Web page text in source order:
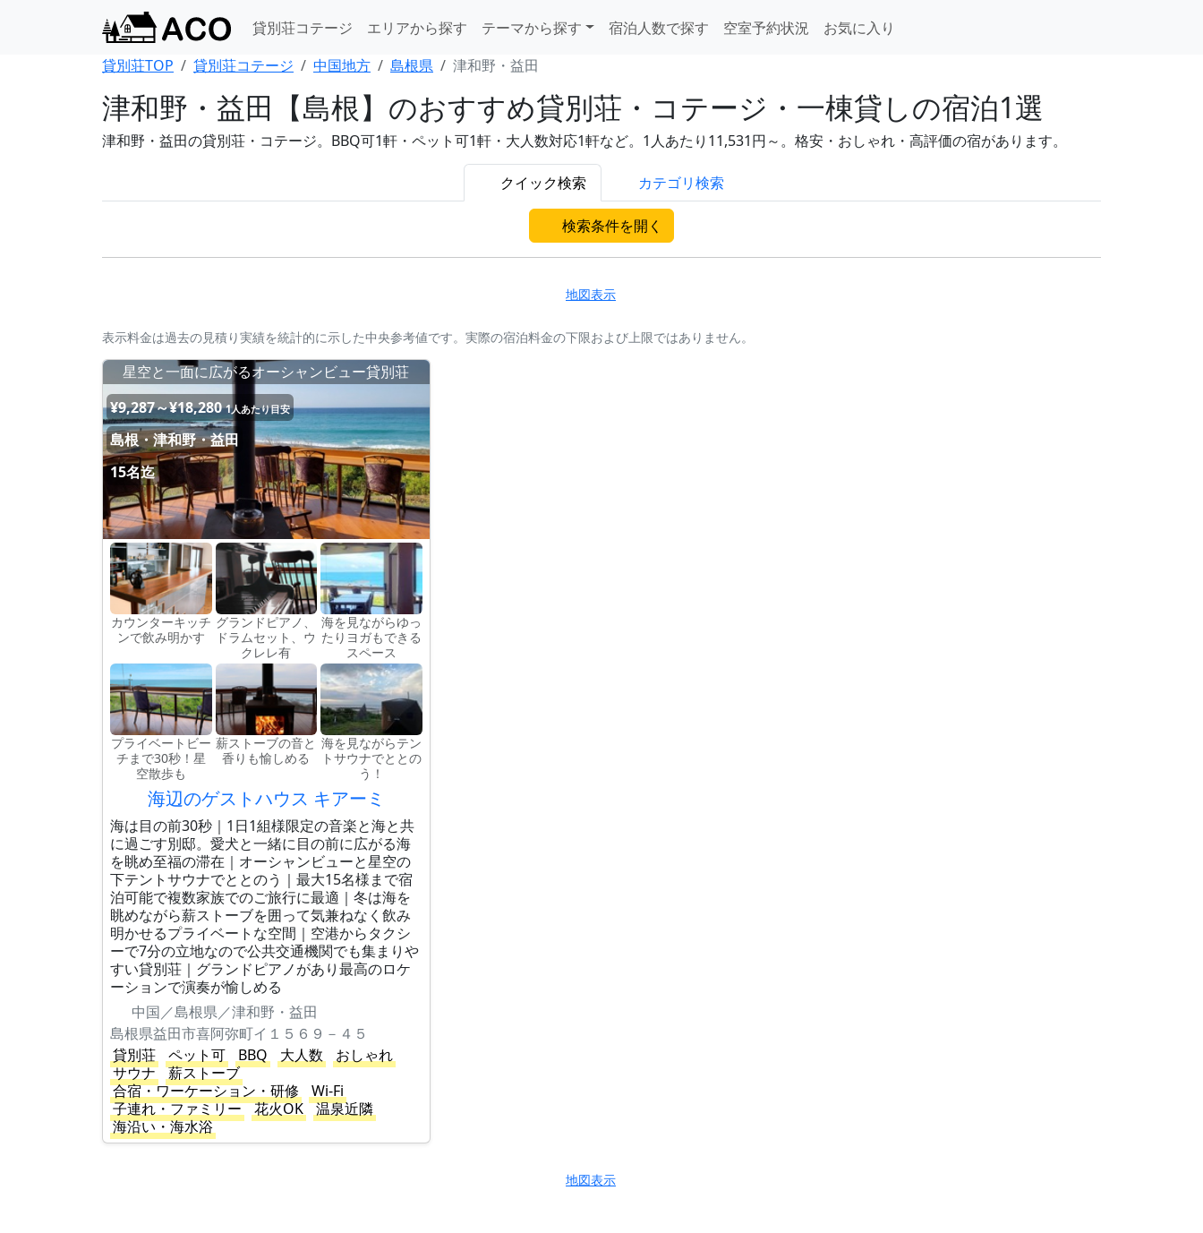
貸別荘コテージ エリアから探す テーマから探す 宿泊人数で探す 空室予約状況
お気に入り
貸別荘TOP
貸別荘コテージ 中国地方 島根県 津和野・益田
津和野・益田【島根】のおすすめ貸別荘・コテージ・一棟貸しの宿泊1選
津和野・益田の貸別荘・コテージ。BBQ可1軒・ペット可1軒・大人数対応1軒など。1人あたり11,531円～。格安・おしゃれ・高評価の宿があります。
クイック検索 カテゴリ検索
検索条件を開く
地図表示
表示料金は過去の見積り実績を統計的に示した中央参考値です。実際の宿泊料金の下限および上限ではありません。
星空と一面に広がるオーシャンビュー貸別荘
¥9,287～¥18,280 1人あたり目安
島根・津和野・益田
15名迄
カウンターキッチ
ンで飲み明かす
グランドピアノ、
ドラムセット、ウ
クレレ有
海を見ながらゆっ
たりヨガもできる
スペース
プライベートビー
チまで30秒！星
空散歩も
薪ストーブの音と
香りも愉しめる
海を見ながらテン
トサウナでととの
う！
海辺のゲストハウス キアーミ
海は目の前30秒｜1日1組様限定の音楽と海と共
に過ごす別邸。愛犬と一緒に目の前に広がる海
を眺め至福の滞在｜オーシャンビューと星空の
下テントサウナでととのう｜最大15名様まで宿
泊可能で複数家族でのご旅行に最適｜冬は海を
眺めながら薪ストーブを囲って気兼ねなく飲み
明かせるプライベートな空間｜空港からタクシ
ーで7分の立地なので公共交通機関でも集まりや
すい貸別荘｜グランドピアノがあり最高のロケ
ーションで演奏が愉しめる
中国／島根県／津和野・益田
島根県益田市喜阿弥町イ１５６９－４５
貸別荘
ペット可 BBQ 大人数
おしゃれ
サウナ
薪ストーブ
合宿・ワーケーション・研修
Wi-Fi
子連れ・ファミリー
花火OK
温泉近隣
海沿い・海水浴
地図表示